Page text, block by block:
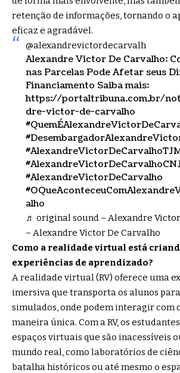
retenção de informações, tornando o
eficaz e agradável.
@alexandrevictordecarvalh
Alexandre Victor De Carvalho:
nas Parcelas Pode Afetar seus
Financiamento Saiba mais:
https://portaltribuna.com.br/
dre-victor-de-carvalho
#AlexandreVictorDeCarvalho
alho
♬ original sound – Alexandre
– Alexandre Victor De Carvalho
Como a realidade virtual está
experiências de aprendizado?
A realidade virtual (RV) oferece uma
imersiva que transporta os alunos
simulados, onde podem interagir com
maneira única. Com a RV, os
espaços virtuais que são inacessíveis
mundo real, como laboratórios de
batalha históricos ou até mesmo o